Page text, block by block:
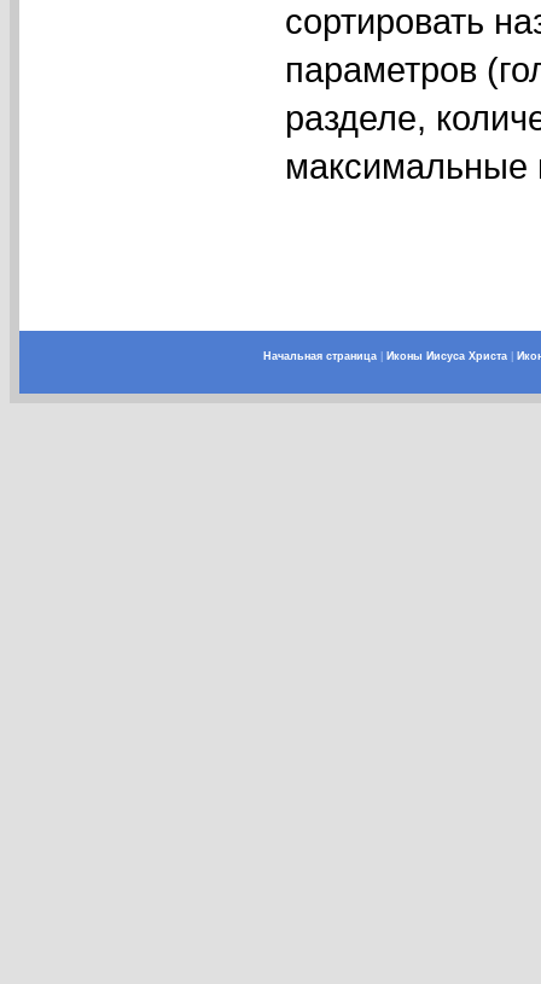
сортировать
параметров
разделе,
максимальные
Начальная страница| Иконы Иисуса Христа|